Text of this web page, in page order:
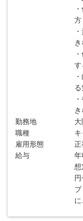
方
す
勤務地
職種
キ
雇用形態
正
給与
に